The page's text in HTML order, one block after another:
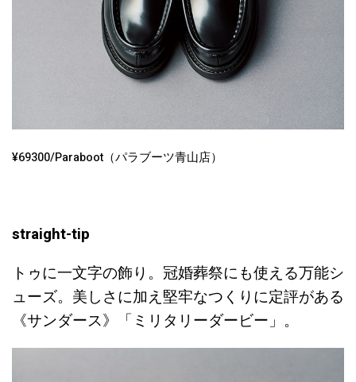
¥69300/Paraboot（パラブーツ青山店）
straight-tip
トゥに一文字の飾り。冠婚葬祭にも使える万能シ
ューズ。美しさに加え堅牢なつくりに定評がある
《サンダース》「ミリタリーダービー」。